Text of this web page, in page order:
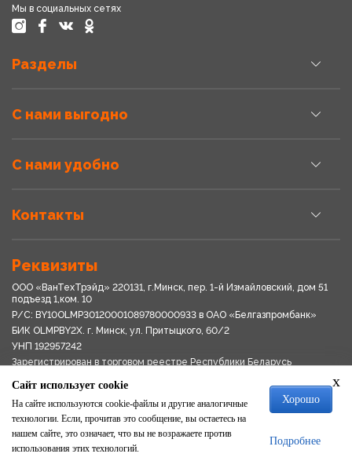
Мы в социальных сетях
Разделы
С нами выгодно
С нами удобно
Контакты
Реквизиты
ООО «ВанТехТрэйд» 220131, г.Минск, пер. 1-й Измайловский, дом 51
подъезд 1,ком. 10
Р/С: BY10OLMP30120001089780000933 в OАО «Белгазпромбанк»
БИК OLMPBY2X. г. Минск, ул. Притыцкого, 60/2
УНП 192957242
Зарегистрирован в торговом реестре Республики Беларусь
Свидетельство о регистрации № 192957242выдано 18.08.2017
Мингориспоплком
Политика обработки персональных данных
Положение о системе видеонаблюдения
Политика в отношении обработки файлов cookie
x
Сайт использует cookie
На сайте используются cookie-файлы и другие аналогичные
технологии. Если, прочитав это сообщение, вы остаетесь на
нашем сайте, это означает, что вы не возражаете против
использования этих технологий.
Хорошо
Подробнее